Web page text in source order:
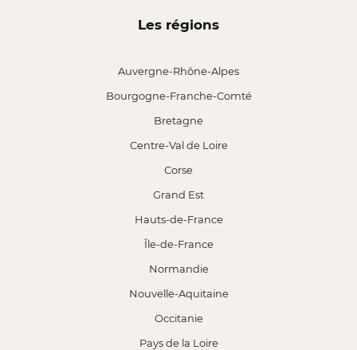
Les régions
Auvergne-Rhône-Alpes
Bourgogne-Franche-Comté
Bretagne
Centre-Val de Loire
Corse
Grand Est
Hauts-de-France
Île-de-France
Normandie
Nouvelle-Aquitaine
Occitanie
Pays de la Loire